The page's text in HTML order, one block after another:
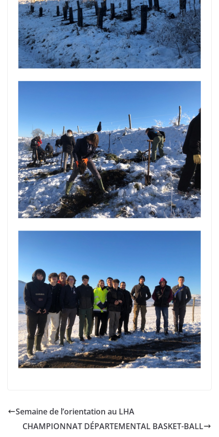
Semaine de l’orientation au LHA
CHAMPIONNAT DÉPARTEMENTAL BASKET-BALL